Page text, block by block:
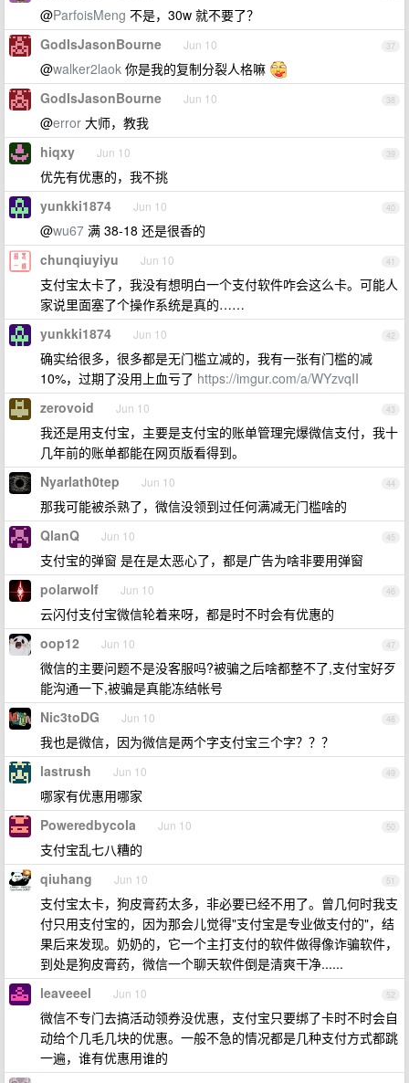
@ParfoisMeng 不是，30w 就不要了？
37
GodIsJasonBourne Jun 10
@walker2laok 你是我的复制分裂人格嘛
38
GodIsJasonBourne Jun 10
@error 大师，教我
39
hiqxy Jun 10
优先有优惠的，我不挑
40
yunkki1874 Jun 10
@wu67 满 38-18 还是很香的
41
chunqiuyiyu Jun 10
支付宝太卡了，我没有想明白一个支付软件咋会这么卡。可能人
家说里面塞了个操作系统是真的……
42
yunkki1874 Jun 10
确实给很多，很多都是无门槛立减的，我有一张有门槛的减
10%，过期了没用上血亏了 https://imgur.com/a/WYzvqII
43
zerovoid Jun 10
我还是用支付宝，主要是支付宝的账单管理完爆微信支付，我十
几年前的账单都能在网页版看得到。
44
Nyarlath0tep Jun 10
那我可能被杀熟了，微信没领到过任何满减无门槛啥的
45
QlanQ Jun 10
支付宝的弹窗 是在是太恶心了，都是广告为啥非要用弹窗
46
polarwolf Jun 10
云闪付支付宝微信轮着来呀，都是时不时会有优惠的
47
oop12 Jun 10
微信的主要问题不是没客服吗?被骗之后啥都整不了,支付宝好歹
能沟通一下,被骗是真能冻结帐号
48
Nic3toDG Jun 10
我也是微信，因为微信是两个字支付宝三个字？？？
49
lastrush Jun 10
哪家有优惠用哪家
50
Poweredbycola Jun 10
支付宝乱七八糟的
51
qiuhang Jun 10
支付宝太卡，狗皮膏药太多，非必要已经不用了。曾几何时我支
付只用支付宝的，因为那会儿觉得"支付宝是专业做支付的"，结
果后来发现。奶奶的，它一个主打支付的软件做得像诈骗软件，
到处是狗皮膏药，微信一个聊天软件倒是清爽干净......
52
leaveeel Jun 10
微信不专门去搞活动领券没优惠，支付宝只要绑了卡时不时会自
动给个几毛几块的优惠。一般不急的情况都是几种支付方式都跳
一遍，谁有优惠用谁的